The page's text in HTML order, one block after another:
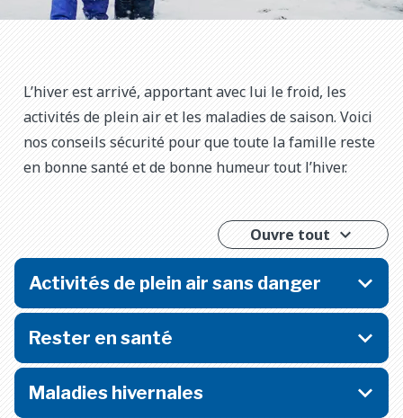
L’hiver est arrivé, apportant avec lui le froid, les
activités de plein air et les maladies de saison. Voici
nos conseils sécurité pour que toute la famille reste
en bonne santé et de bonne humeur tout l’hiver.
Ouvre tout
Activités de plein air sans danger
Rester en santé
Maladies hivernales